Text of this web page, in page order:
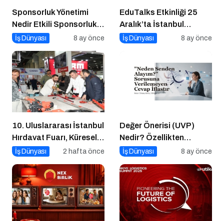
Sponsorluk Yönetimi
Nedir Etkili Sponsorluk
Yönetimi İçin 10 Altın
İş Dünyası 8 ay önce
EduTalks Etkinliği 25
Aralık’ta İstanbul
Medipol
İş Dünyası 8 ay önce
10. Uluslararası İstanbul
Hırdavat Fuarı, Küresel
Ticaretin Yeni Merkezi
İş Dünyası 2 hafta önce
Değer Önerisi (UVP)
Nedir? Özellikten
Faydaya Geçiş
İş Dünyası 8 ay önce